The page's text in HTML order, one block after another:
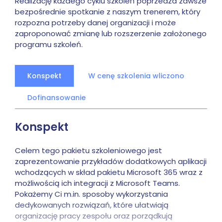
bezpośrednie spotkanie z naszym trenerem, który
rozpozna potrzeby danej organizacji i może
zaproponować zmianę lub rozszerzenie założonego
programu szkoleń.
Konspekt W cenę szkolenia wliczono
Dofinansowanie
Konspekt
Celem tego pakietu szkoleniowego jest
zaprezentowanie przykładów dodatkowych aplikacji
wchodzących w skład pakietu Microsoft 365 wraz z
możliwością ich integracji z Microsoft Teams.
Pokażemy Ci m.in. sposoby wykorzystania
dedykowanych rozwiązań, które ułatwiają
organizację pracy zespołu oraz porządkują